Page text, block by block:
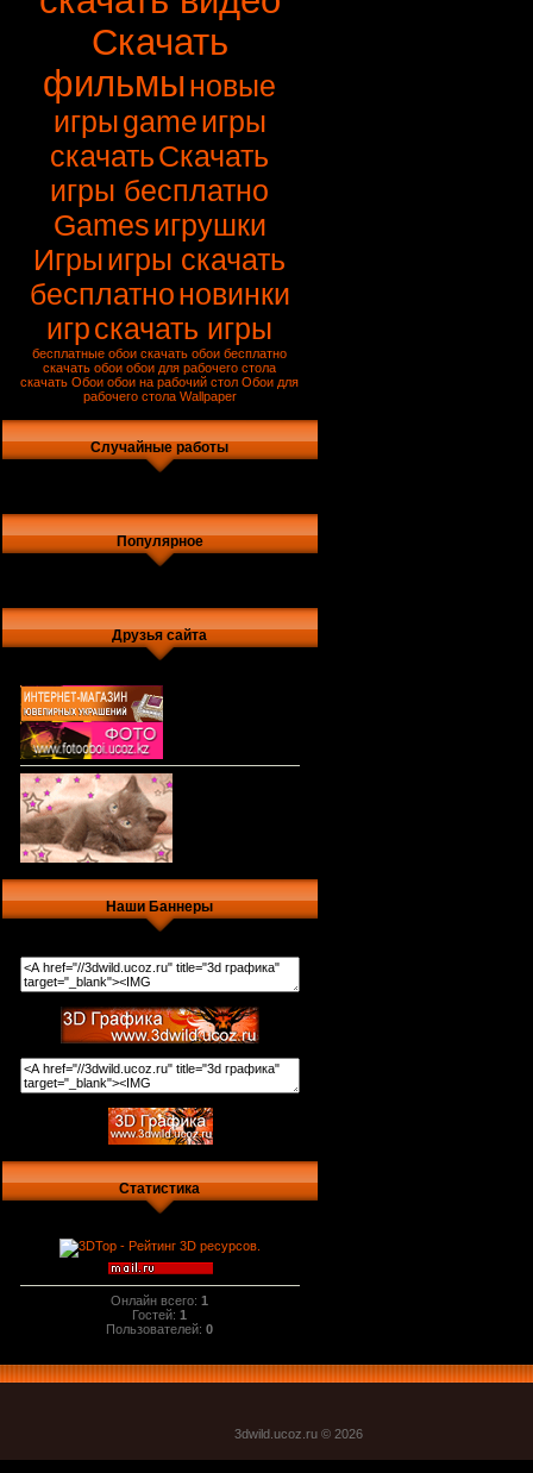
Скачать
фильмыновые
игрыgameигры
скачатьСкачать
игры бесплатно
Gamesигрушки
Игрыигры скачать
бесплатноновинки
игрскачать игры
бесплатные обои скачать обои бесплатно
скачать обои обои для рабочего стола
скачать Обои обои на рабочий стол Обои для
рабочего стола Wallpaper
Случайные работы
Популярное
Друзья сайта
Наши Баннеры
Статистика
Онлайн всего:1
Гостей:1
Пользователей:0